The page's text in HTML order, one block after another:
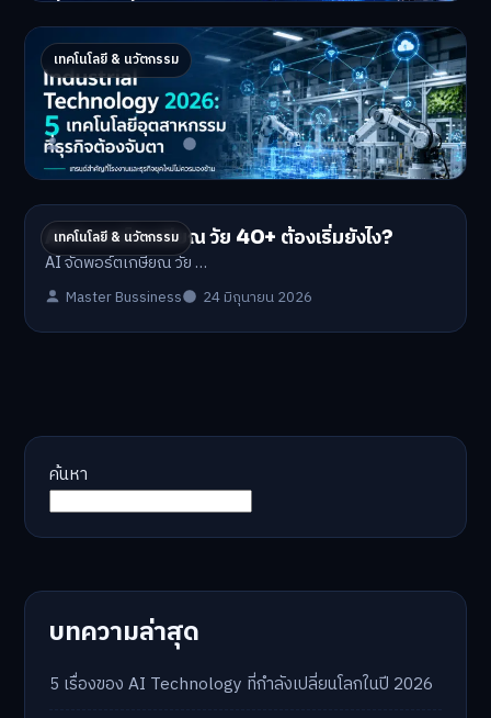
เทคโนโลยี & นวัตกรรม
Industrial 2026 : 5 เทคโนโลยีอุตสาหกรรมที่
ธุรกิจต้องจับตา
Industrial Technology …
Master Bussiness 1 กรกฎาคม 2026
เทคโนโลยี & นวัตกรรม
AI จัดพอร์ตเกษียณ วัย 40+ ต้องเริ่มยังไง?
AI จัดพอร์ตเกษียณ วัย …
Master Bussiness 24 มิถุนายน 2026
ค้นหา
บทความล่าสุด
5 เรื่องของ AI Technology ที่กำลังเปลี่ยนโลกในปี 2026